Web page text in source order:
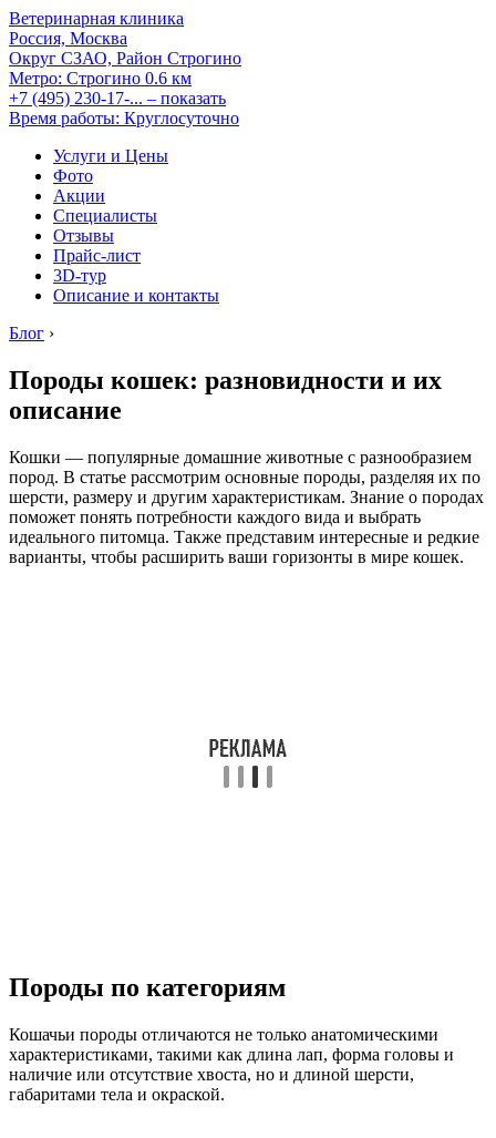
Ветеринарная клиника
Россия, Москва
Округ СЗАО, Район Строгино
Метро: Строгино 0.6 км
+7 (495) 230-17-... – показать
Время работы: Круглосуточно
Услуги и Цены
Фото
Акции
Специалисты
Отзывы
Прайс-лист
3D-тур
Описание и контакты
Блог ›
Породы кошек: разновидности и их
описание
Кошки — популярные домашние животные с разнообразием
пород. В статье рассмотрим основные породы, разделяя их по
шерсти, размеру и другим характеристикам. Знание о породах
поможет понять потребности каждого вида и выбрать
идеального питомца. Также представим интересные и редкие
варианты, чтобы расширить ваши горизонты в мире кошек.
Породы по категориям
Кошачьи породы отличаются не только анатомическими
характеристиками, такими как длина лап, форма головы и
наличие или отсутствие хвоста, но и длиной шерсти,
габаритами тела и окраской.